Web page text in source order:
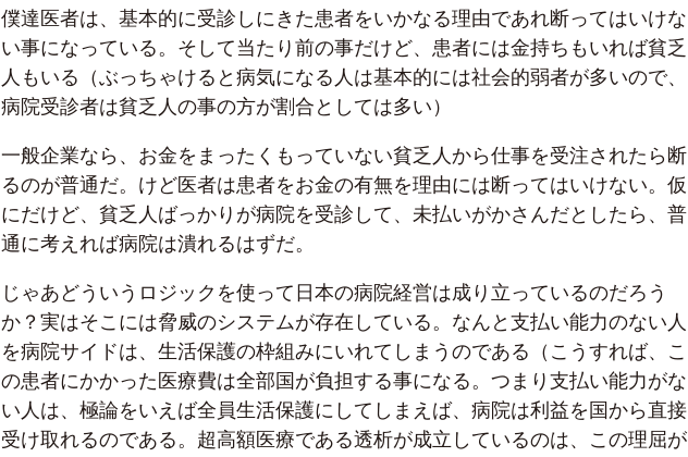
僕達医者は、基本的に受診しにきた患者をいかなる理由であれ断ってはいけな
い事になっている。そして当たり前の事だけど、患者には金持ちもいれば貧乏
人もいる（ぶっちゃけると病気になる人は基本的には社会的弱者が多いので、
病院受診者は貧乏人の事の方が割合としては多い）
一般企業なら、お金をまったくもっていない貧乏人から仕事を受注されたら断
るのが普通だ。けど医者は患者をお金の有無を理由には断ってはいけない。仮
にだけど、貧乏人ばっかりが病院を受診して、未払いがかさんだとしたら、普
通に考えれば病院は潰れるはずだ。
じゃあどういうロジックを使って日本の病院経営は成り立っているのだろう
か？実はそこには脅威のシステムが存在している。なんと支払い能力のない人
を病院サイドは、生活保護の枠組みにいれてしまうのである（こうすれば、こ
の患者にかかった医療費は全部国が負担する事になる。つまり支払い能力がな
い人は、極論をいえば全員生活保護にしてしまえば、病院は利益を国から直接
受け取れるのである。超高額医療である透析が成立しているのは、この理屈が